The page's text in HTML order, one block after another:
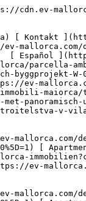
holiday-rentals?type%5B0%5D=5) 

   Gewerbe     [ Alle Immobilien ](https://ev-mallorca.com/de/gewerbeimmobilien) [ Land und Forstwirtschaft ](https://ev-mallorca.com/de/gewerbeimmobilien?type%5B0%5D=6) [ Hotel ](https://ev-mallorca.com/de/gewerbeimmobilien?type%5B0%5D=7) [ Industrie ](https://ev-mallorca.com/de/gewerbeimmobilien?type%5B0%5D=8) [ Investment ](https://ev-mallorca.com/de/gewerbeimmobilien?type%5B0%5D=9) [ Gastronomie ](https://ev-mallorca.com/de/gewerbeimmobilien?type%5B0%5D=10) [ Grundstück ](https://ev-mallorca.com/de/gewerbeimmobilien?type%5B0%5D=11) [ Ladenfläche ](https://ev-mallorca.com/de/gewerbeimmobilien?type%5B0%5D=12) [ Sonstiges ](https://ev-mallorca.com/de/gewerbeimmobilien?type%5B0%5D=13) [ Ladenfläche ](https://ev-mallorca.com/de/gewerbeimmobilien?type%5B0%5D=14) 

 [ Neubauprojekt ](https://ev-mallorca.com/de/mallorca-neubauprojekt) 

 [ Über uns